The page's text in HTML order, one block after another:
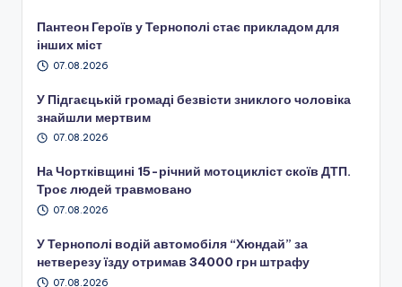
Пантеон Героїв у Тернополі стає прикладом для
інших міст
07.08.2026
У Підгаєцькій громаді безвісти зниклого чоловіка
знайшли мертвим
07.08.2026
На Чортківщині 15-річний мотоцикліст скоїв ДТП.
Троє людей травмовано
07.08.2026
У Тернополі водій автомобіля “Хюндай” за
нетверезу їзду отримав 34000 грн штрафу
07.08.2026